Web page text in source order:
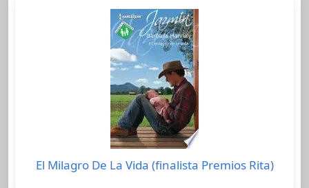
El Milagro De La Vida (finalista Premios Rita)